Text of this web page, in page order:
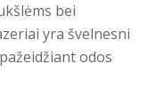
bei
yra švelnesni
odos